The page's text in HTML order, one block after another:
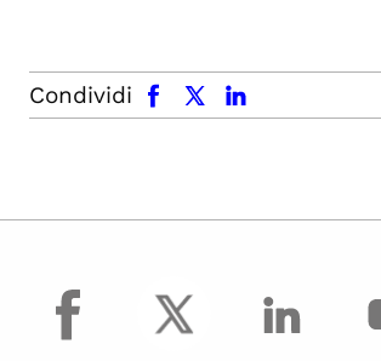
Condividi
facebook x.com linkedin
facebook